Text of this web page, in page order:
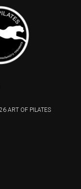
ART OF PILATES